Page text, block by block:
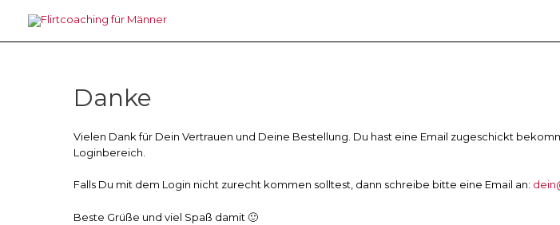
springen
Danke
Vielen Dank für Dein Vertrauen und Deine Bestellung. Du hast eine Email zugeschickt
Loginbereich.
Falls Du mit dem Login nicht zurecht kommen solltest, dann schreibe bitte eine Email an:
Beste Grüße und viel Spaß damit 🙂